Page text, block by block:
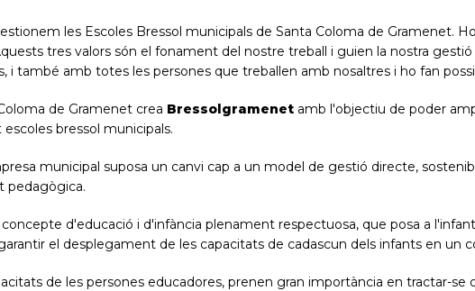
les Escoles Bressol municipals de Santa Coloma de Gramenet.
tres valors són el fonament del nostre treball i guien la nostra
i també amb totes les persones que treballen amb nosaltres i ho fan
de Gramenet crea Bressolgramenet amb l'objectiu de poder
bressol municipals.
municipal suposa un canvi cap a un model de gestió directe,
pedagògica.
d'educació i d'infància plenament respectuosa, que posa a
el desplegament de les capacitats de cadascun dels infants en un
de les persones educadores, prenen gran importància en tractar-